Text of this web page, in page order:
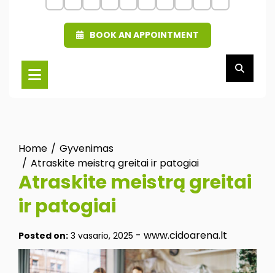
BOOK AN APPOINTMENT
Home
Gyvenimas
Atraskite meistrą greitai ir patogiai
Atraskite meistrą greitai
ir patogiai
Posted on: 3 vasario, 2025 - www.cidoarena.lt